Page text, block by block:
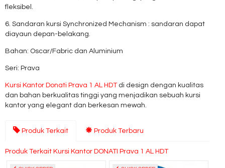
fleksibel.
6. Sandaran kursi Synchronized Mechanism : sandaran dapat
diayaun depan-belakang.
Bahan: Oscar/Fabric dan Aluminium
Seri: Prava
Kursi Kantor Donati Prava 1 AL HDT di design dengan kualitas
dan bahan berkualitas tinggi yang menjadikan sebuah kursi
kantor yang elegant dan berkesan mewah.
Produk Terkait Produk Terbaru
Produk Terkait Kursi Kantor DONATI Prava 1 AL HDT